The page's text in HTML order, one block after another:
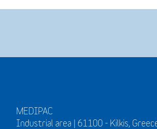
MEDIPAC
Industrial area | 61100 - Kilkis,